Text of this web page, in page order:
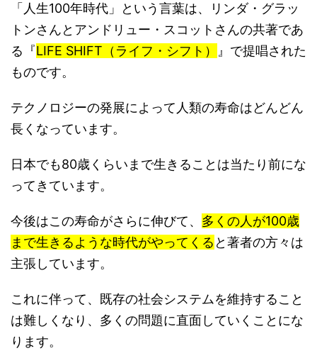
「人生100年時代」という言葉は、リンダ・グラッ
トンさんとアンドリュー・スコットさんの共著であ
る『LIFE SHIFT（ライフ・シフト） 』で提唱された
ものです。
テクノロジーの発展によって人類の寿命はどんどん
長くなっています。
日本でも80歳くらいまで生きることは当たり前にな
ってきています。
今後はこの寿命がさらに伸びて、 多くの人が100歳
まで生きるような時代がやってくる と著者の方々は
主張しています。
これに伴って、既存の社会システムを維持すること
は難しくなり、多くの問題に直面していくことにな
ります。